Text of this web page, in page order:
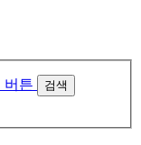
검색